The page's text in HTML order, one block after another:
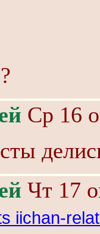
Ср 16
Чт 17
iichan-